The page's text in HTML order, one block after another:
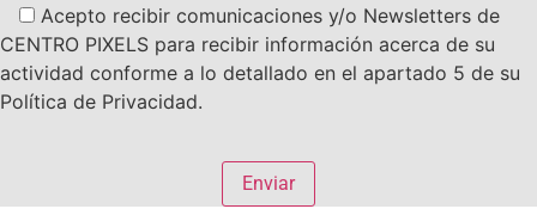
Acepto recibir comunicaciones y/o Newsletters de
CENTRO PIXELS para recibir información acerca de su
actividad conforme a lo detallado en el apartado 5 de su
Política de Privacidad.